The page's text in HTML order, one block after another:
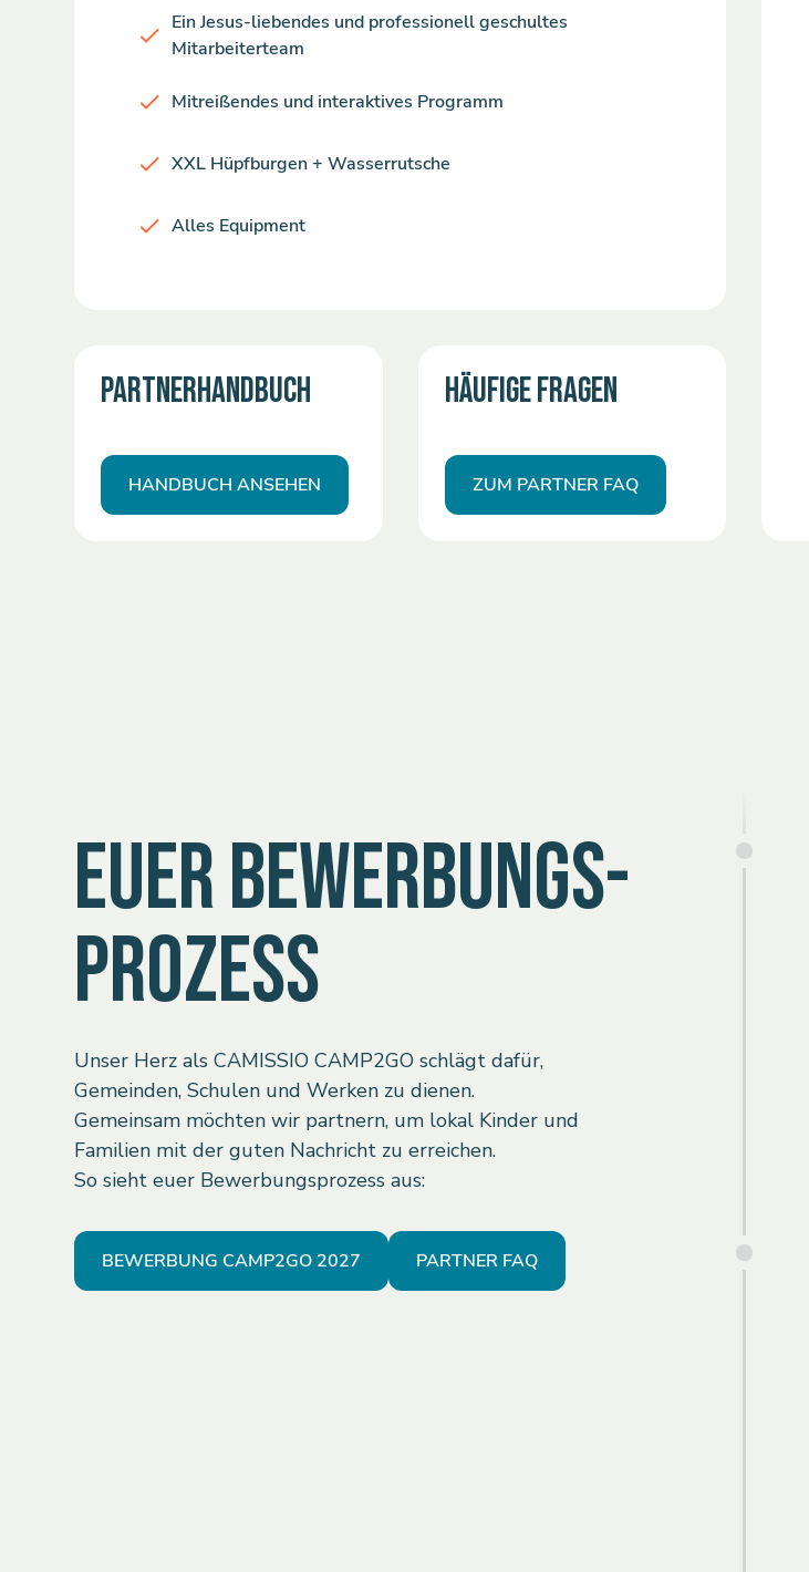
PARTNERHANDBUCH
HANDBUCH ANSEHEN
HÄUFIGE FRAGEN
ZUM PARTNER FAQ
Ein Jesus-liebendes und professionell geschultes
Mitarbeiterteam
Mitreißendes und interaktives Programm
XXL Hüpfburgen + Wasserrutsche
Alles Equipment
EUER BEWERBUNGS-
PROZESS
Unser Herz als CAMISSIO CAMP2GO schlägt dafür,
Gemeinden, Schulen und Werken zu dienen.
Gemeinsam möchten wir partnern, um lokal Kinder und
Familien mit der guten Nachricht zu erreichen.
So sieht euer Bewerbungsprozess aus:
BEWERBUNG CAMP2GO 2027 PARTNER FAQ